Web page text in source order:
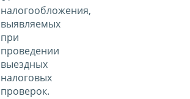
налогообложения,
выявляемых
при
проведении
выездных
налоговых
проверок.